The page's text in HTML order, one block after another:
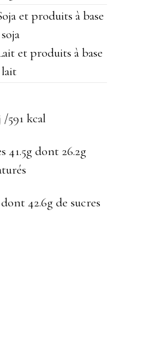
et produits à base
et produits à base
/591 kcal
41.5g dont 26.2g
42.6g de sucres